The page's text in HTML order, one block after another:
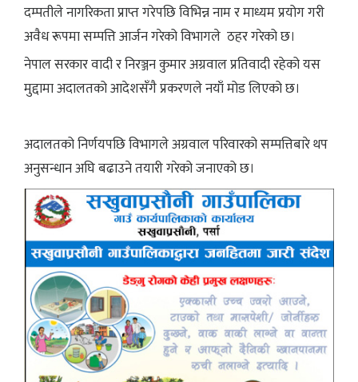
दम्पतीले नागरिकता प्राप्त गरेपछि विभिन्न नाम र माध्यम प्रयोग गरी
अवैध रूपमा सम्पत्ति आर्जन गरेको विभागले ठहर गरेको छ।
नेपाल सरकार वादी र निरञ्जन कुमार अग्रवाल प्रतिवादी रहेको यस
मुद्दामा अदालतको आदेशसँगै प्रकरणले नयाँ मोड लिएको छ।
अदालतको निर्णयपछि विभागले अग्रवाल परिवारको सम्पत्तिबारे थप
अनुसन्धान अघि बढाउने तयारी गरेको जनाएको छ।